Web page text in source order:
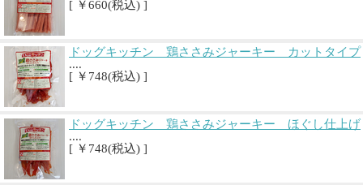
[ ￥660(税込) ]
ドッグキッチン 鶏ささみジャーキー カットタイプ
....
[ ￥748(税込) ]
ドッグキッチン 鶏ささみジャーキー ほぐし仕上げ
....
[ ￥748(税込) ]